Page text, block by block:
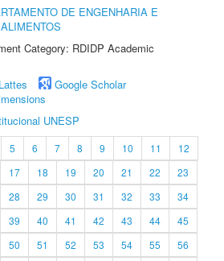
DE ENGENHARIA E
Category: RDIDP Academic
Google Scholar
UNESP
5 6 7 8 9 10 11
12
17 18 19 20 21 22
23
28 29 30 31 32 33
34
39 40 41 42 43 44
45
50 51 52 53 54 55
56